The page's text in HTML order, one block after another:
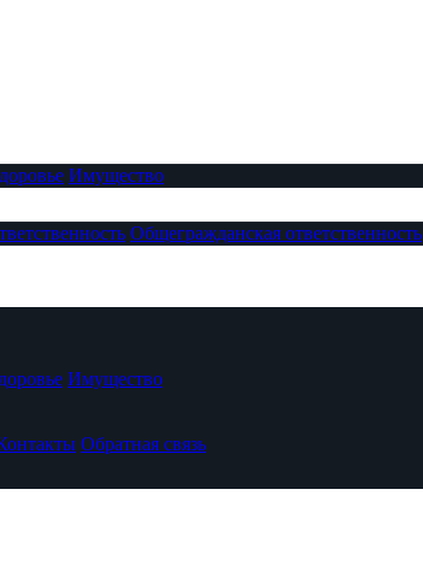
Имущество
Общегражданская ответственность
Имущество
Обратная связь